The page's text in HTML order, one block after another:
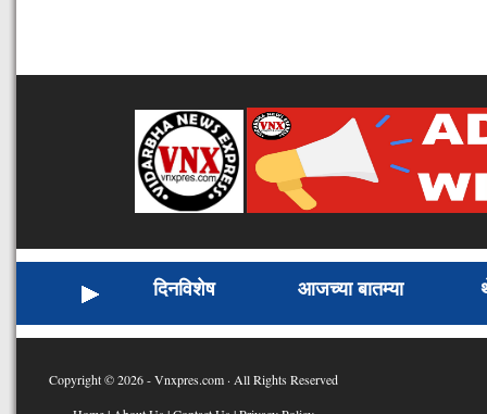
दिनविशेष आजच्या बातम्या
Copyright © 2026 - Vnxpres.com · All Rights Reserved